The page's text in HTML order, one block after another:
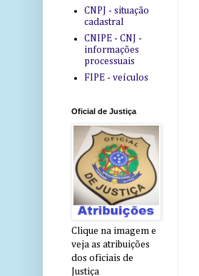
CNPJ - situação
cadastral
CNIPE - CNJ -
informações
processuais
FIPE - veículos
Oficial de Justiça
Clique na imagem e
veja as atribuições
dos oficiais de
Justiça